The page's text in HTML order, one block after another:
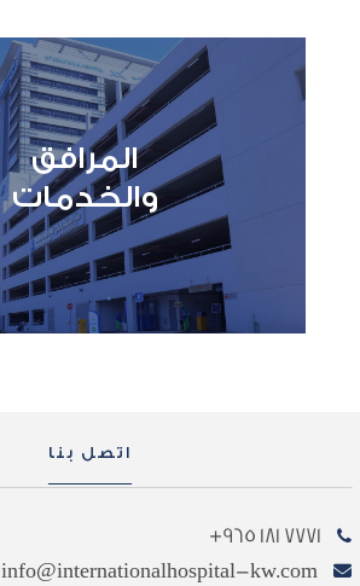
المرافق
والخدمات
اتصل بنا
7771 181 965+
info@internationalhospital-kw.com